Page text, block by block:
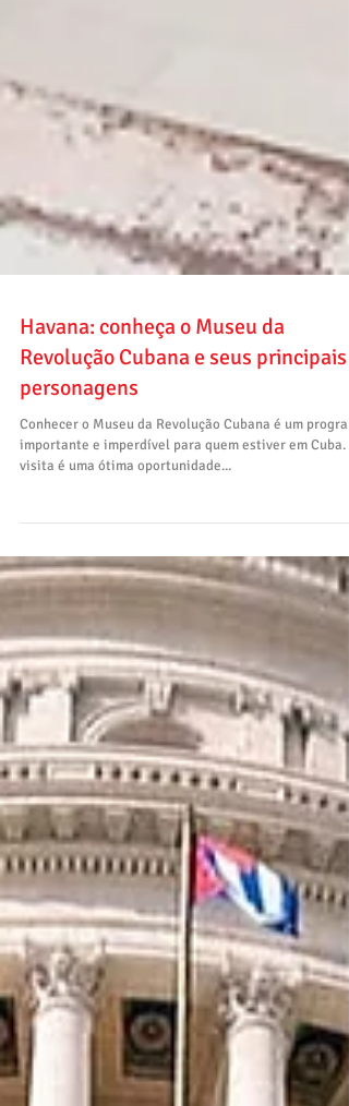
Havana: conheça o Museu da
Revolução Cubana e seus principais
personagens
Conhecer o Museu da Revolução Cubana é um
visita é uma ótima oportunidade...